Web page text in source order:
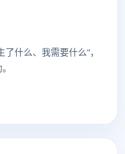
什么、我需要什么”，